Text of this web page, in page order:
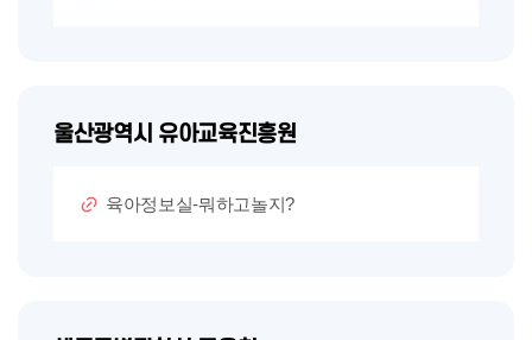
울산광역시 유아교육진흥원
육아정보실-뭐하고놀지?